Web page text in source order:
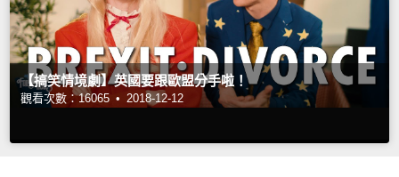
【搞笑情境劇】英國要跟歐盟分手啦！
觀看次數：16065 • 2018-12-12